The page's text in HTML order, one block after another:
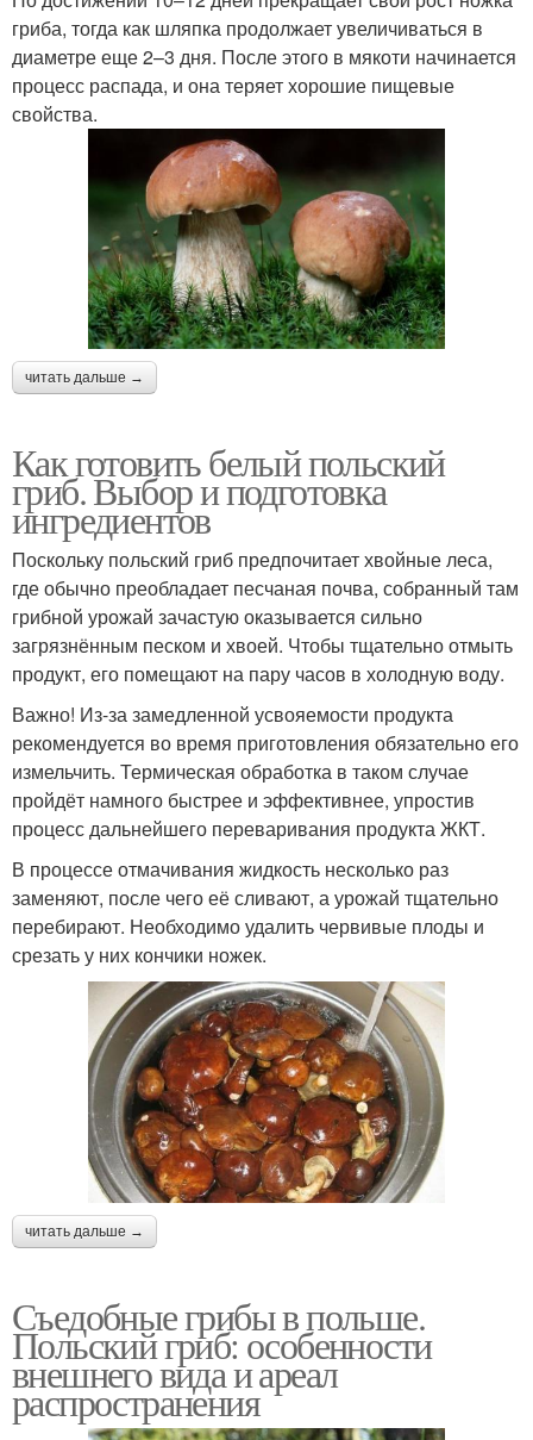
гриба, тогда как шляпка продолжает увеличиваться в
диаметре еще 2–3 дня. После этого в мякоти начинается
процесс распада, и она теряет хорошие пищевые
свойства.
читать дальше →
Как готовить белый польский
гриб. Выбор и подготовка
ингредиентов
Поскольку польский гриб предпочитает хвойные леса,
где обычно преобладает песчаная почва, собранный там
грибной урожай зачастую оказывается сильно
загрязнённым песком и хвоей. Чтобы тщательно отмыть
продукт, его помещают на пару часов в холодную воду.
Важно! Из-за замедленной усвояемости продукта
рекомендуется во время приготовления обязательно его
измельчить. Термическая обработка в таком случае
пройдёт намного быстрее и эффективнее, упростив
процесс дальнейшего переваривания продукта ЖКТ.
В процессе отмачивания жидкость несколько раз
заменяют, после чего её сливают, а урожай тщательно
перебирают. Необходимо удалить червивые плоды и
срезать у них кончики ножек.
читать дальше →
Съедобные грибы в польше.
Польский гриб: особенности
внешнего вида и ареал
распространения